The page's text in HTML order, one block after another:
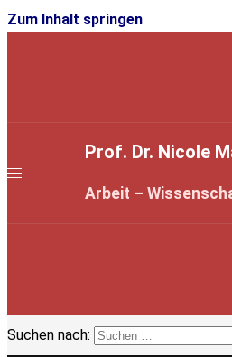
Zum Inhalt springen
Prof. Dr. Nicole
Arbeit –
Suchen nach: